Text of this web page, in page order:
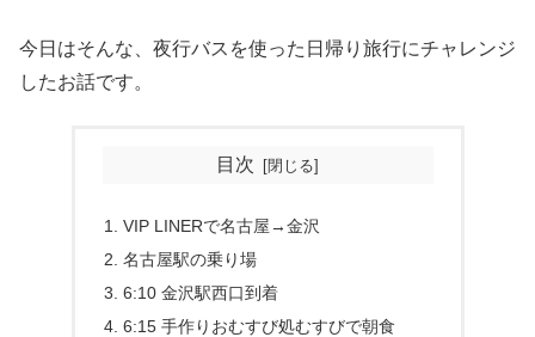
今日はそんな、夜行バスを使った日帰り旅行にチャレンジ
したお話です。
目次
VIP LINERで名古屋→金沢
名古屋駅の乗り場
6:10 金沢駅西口到着
6:15 手作りおむすび処むすびで朝食